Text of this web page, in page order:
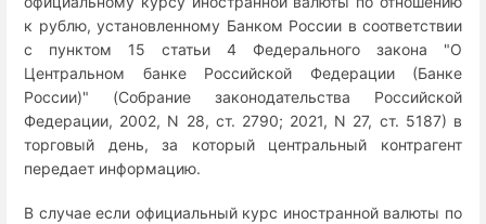
к рублю, установленному Банком России в соответствии
с пунктом 15 статьи 4 Федерального закона "О
Центральном банке Российской Федерации (Банке
России)" (Собрание законодательства Российской
Федерации, 2002, N 28, ст. 2790; 2021, N 27, ст. 5187) в
торговый день, за который центральный контрагент
передает информацию.
В случае если официальный курс иностранной валюты по